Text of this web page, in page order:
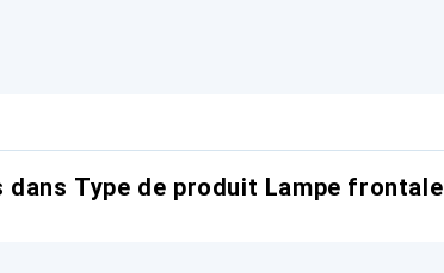
dans Type de produit Lampe frontale